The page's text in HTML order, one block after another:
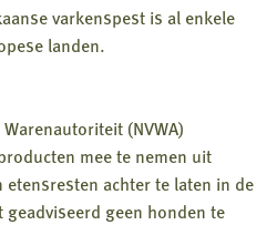
varkenspest is al enkele
landen.
(NVWA)
mee te nemen uit
etensresten achter te laten in de
geen honden te